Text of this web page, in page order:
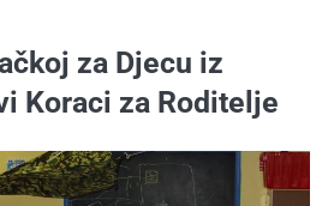
za Djecu iz
Koraci za Roditelje